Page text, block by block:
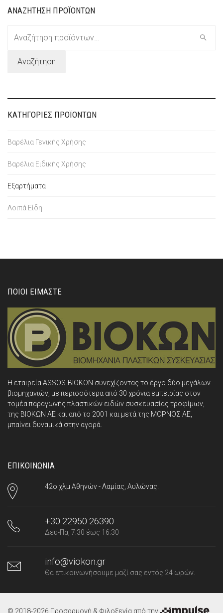
ΑΝΑΖΗΤΗΣΗ ΠΡΟΪΟΝΤΩΝ
Αναζήτηση
Αναζήτηση
ΚΑΤΗΓΟΡΙΕΣ ΠΡΟΪΟΝΤΩΝ
Βαρέλια Γενικής Χρήσης
Βαρέλια Ειδικής Χρήσης
Εξαρτήματα
Λοιπά Είδη
ΠΟΙΟΙ ΕΙΜΑΣΤΕ
Η εταιρεία ASSOS-ΒΙΟΚΩΝ συνεχίζοντας το έργο δύο μεγάλων
βιομηχανιών, με περισσότερα από 30 χρόνια εμπειρίας στον
τομέα παραγωγής πλαστικών ειδών συσκευασίας τροφίμων,
της ΒΙΟΚΩΝ ΑΕ και από το 2001 και μετά της ΜΟΡΝΟΣ ΑΕ,
μπαίνει δυναμικά στην αγορά.
ΕΠΙΚΟΙΝΩΝΙΑ
42ο χλμ Αθηνών - Λαμίας, Αυλώνας.
+30 22950 26390
Δευ-Πα, 7:30 έως 16:30
info@viokon.gr
Θα επικοινωνήσουμε μαζί σας εντός 24 ωρών.
© 2018-2026 Προσαρμογή & Φιλοξενία από την